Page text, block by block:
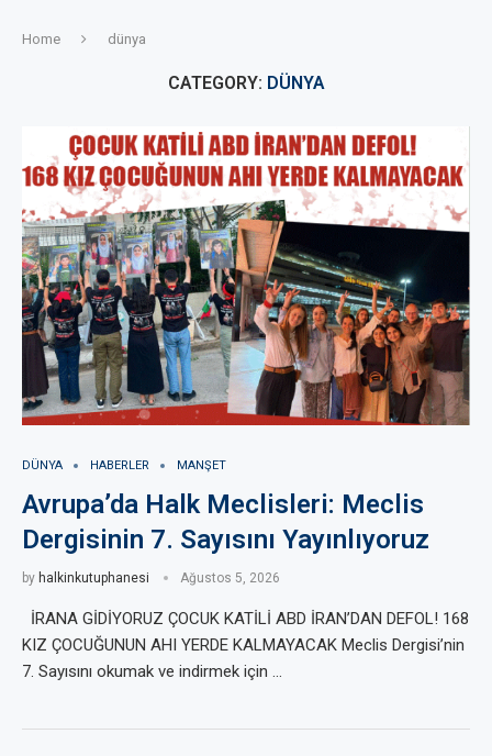
Home dünya
CATEGORY: DÜNYA
DÜNYA HABERLER MANŞET
Avrupa’da Halk Meclisleri: Meclis
Dergisinin 7. Sayısını Yayınlıyoruz
by halkinkutuphanesi Ağustos 5, 2026
İRANA GİDİYORUZ ÇOCUK KATİLİ ABD İRAN’DAN DEFOL! 168
KIZ ÇOCUĞUNUN AHI YERDE KALMAYACAK Meclis Dergisi’nin
7. Sayısını okumak ve indirmek için …